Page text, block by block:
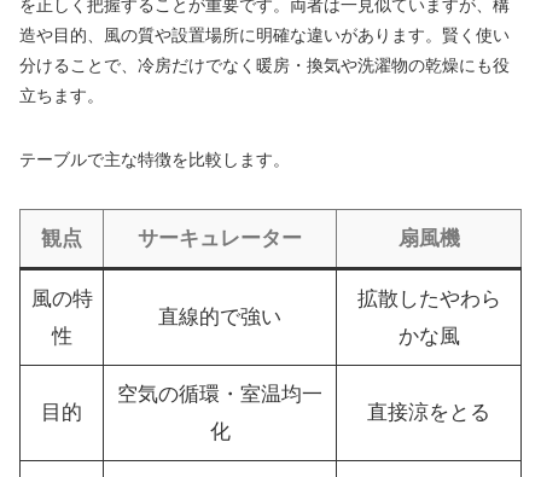
を正しく把握することが重要です。両者は一見似ていますが、構
造や目的、風の質や設置場所に明確な違いがあります。賢く使い
分けることで、冷房だけでなく暖房・換気や洗濯物の乾燥にも役
立ちます。
テーブルで主な特徴を比較します。
観点 サーキュレーター 扇風機
風の特
性
直線的で強い
拡散したやわら
かな風
目的
空気の循環・室温均一
化
直接涼をとる